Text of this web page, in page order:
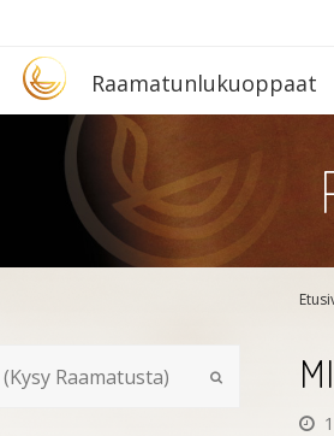
EtusivuRaa­ma­tun­lu­ku­op­paat